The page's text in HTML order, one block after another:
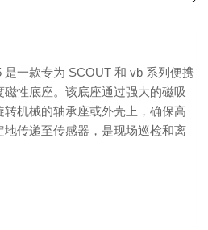
是一款专为 SCOUT 和 vb 系列便携
性底座。该底座通过强大的磁吸
机械的轴承座或外壳上，确保高
传递至传感器，是现场巡检和离